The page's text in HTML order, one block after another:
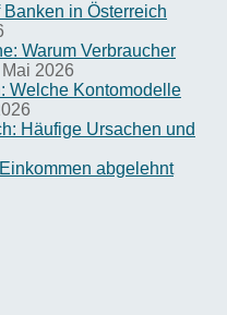
in Österreich
Warum Verbraucher
Mai 2026
Welche Kontomodelle
Häufige Ursachen und
abgelehnt